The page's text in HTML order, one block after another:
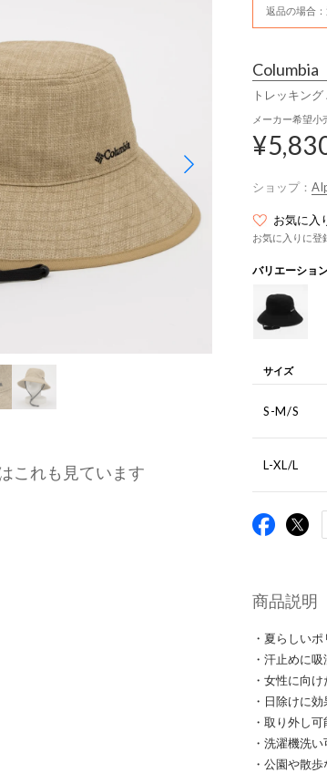
これも見ています
返品の場合
Columbia
トレッキン
メーカー希望小
ショップ：
お気に入
お気に入りに登
バリエーショ
サイズ
S-M/S
L-XL/L
商品説明
・夏らしい
・汗止めに
・女性に向
・日除けに
・取り外し
・洗濯機洗
・公園や散